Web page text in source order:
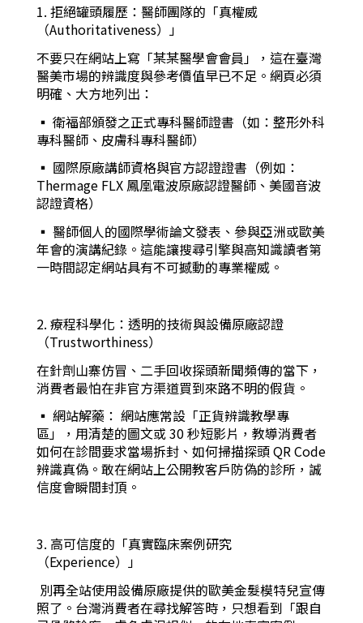
1. 拒絕罐頭履歷：醫師團隊的「真權威
（Authoritativeness）」
不要只在網站上寫「某某醫學會會員」，這在臺灣
醫美市場的辨識度與參考價值早已不足。網頁必須
明確、大方地列出：
▪︎ 衛福部頒發之正式專科醫師證書（如：整形外科
專科醫師、皮膚科專科醫師）
▪︎ 國際原廠講師資格與官方認證證書（例如：
Thermage FLX 鳳凰電波原廠認證醫師、美國音波
認證資格）
▪︎ 醫師個人的國際學術論文發表、參與亞洲或歐美
年會的演講紀錄。這能讓搜尋引擎與高知識讀者第
一時間認定網站具有不可撼動的專業權威。
2. 療程科學化：透明的技術與設備原廠認證
（Trustworthiness）
在針劑山寨仿冒、二手回收探頭新聞頻傳的當下，
消費者最怕在非官方渠道買到來路不明的假貨。
▪︎ 網站解藥： 網站應常設「正貨辨識教學專
區」，用清楚的圖文或 30 秒短影片，教導消費者
如何在診間要求當場拆封、如何掃描探頭 QR Code
辨識真偽。敢在網站上公開教客戶防偽的診所，誠
信度會瞬間封頂。
3. 高可信度的「真實臨床案例研究
（Experience）」
別再全站使用設備原廠提供的歐美金髮模特兒宣傳
照了。台灣消費者在尋找解答時，只想看到「跟自